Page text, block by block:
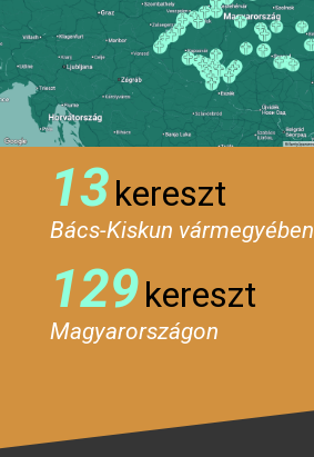
13kereszt
Bács-Kiskun vármegyében
129kereszt
Magyarországon